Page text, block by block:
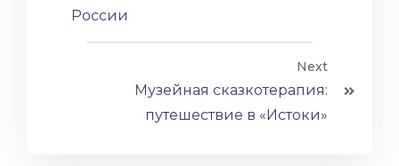
России
Next
Музейная сказкотерапия:
путешествие в «Истоки»